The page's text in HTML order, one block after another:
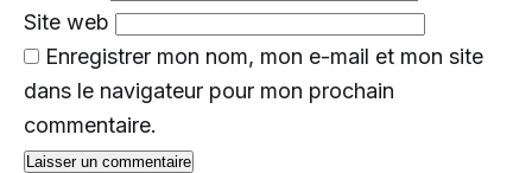
Site web
Enregistrer mon nom, mon e-mail et mon site
dans le navigateur pour mon prochain
commentaire.